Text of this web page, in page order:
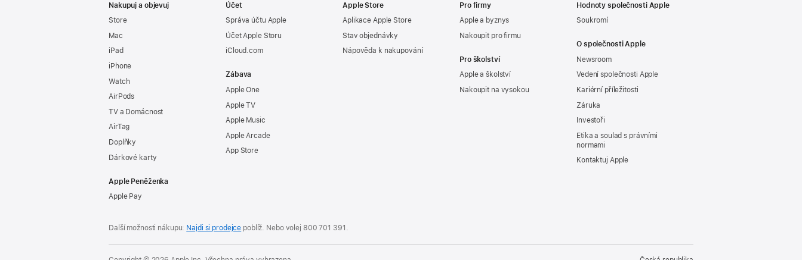
Nakupuj a objevuj
Store
Mac
iPad
iPhone
Watch
AirPods
TV a Domácnost
AirTag
Doplňky
Dárkové karty
Apple Peněženka
Apple Pay
Účet
Správa účtu Apple
Účet Apple Storu
iCloud.com
Zábava
Apple One
Apple TV
Apple Music
Apple Arcade
App Store
Apple Store
Aplikace Apple Store
Stav objednávky
Nápověda k nakupování
Pro firmy
Apple a byznys
Nakoupit pro firmu
Pro školství
Apple a školství
Nakoupit na vysokou
Hodnoty společnosti Apple
Soukromí
O společnosti Apple
Newsroom
Vedení společnosti Apple
Kariérní příležitosti
Záruka
Investoři
Etika a soulad s právními
normami
Kontaktuj Apple
Další možnosti nákupu: Najdi si prodejce poblíž. Nebo volej 800 701 391 .